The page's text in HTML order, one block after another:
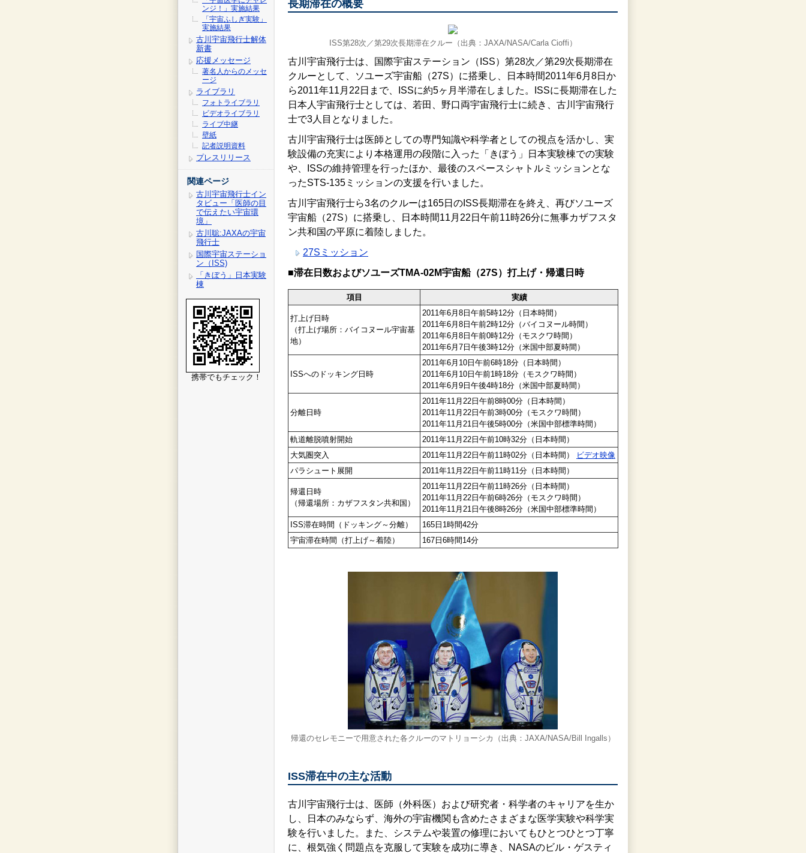
ンジ！」実施結果
「宇宙ふしぎ実験」
実施結果
古川宇宙飛行士解体
新書
応援メッセージ
著名人からのメッセ
ージ
ライブラリ
フォトライブラリ
ビデオライブラリ
ライブ中継
壁紙
記者説明資料
プレスリリース
関連ページ
古川宇宙飛行士イン
タビュー「医師の目
で伝えたい宇宙環
境」
古川聡:JAXAの宇宙
飛行士
国際宇宙ステーショ
ン（ISS)
「きぼう」日本実験
棟
携帯でもチェック！
長期滞在の概要
ISS第28次／第29次長期滞在クルー（出典：JAXA/NASA/Carla Cioffi）
古川宇宙飛行士は、国際宇宙ステーション（ISS）第28次／第29次長期滞在
クルーとして、ソユーズ宇宙船（27S）に搭乗し、日本時間2011年6月8日か
ら2011年11月22日まで、ISSに約5ヶ月半滞在しました。ISSに長期滞在した
日本人宇宙飛行士としては、若田、野口両宇宙飛行士に続き、古川宇宙飛行
士で3人目となりました。
古川宇宙飛行士は医師としての専門知識や科学者としての視点を活かし、実
験設備の充実により本格運用の段階に入った「きぼう」日本実験棟での実験
や、ISSの維持管理を行ったほか、最後のスペースシャトルミッションとな
ったSTS-135ミッションの支援を行いました。
古川宇宙飛行士ら3名のクルーは165日のISS長期滞在を終え、再びソユーズ
宇宙船（27S）に搭乗し、日本時間11月22日午前11時26分に無事カザフスタ
ン共和国の平原に着陸しました。
27Sミッション
■滞在日数およびソユーズTMA-02M宇宙船（27S）打上げ・帰還日時
項目 実績
打上げ日時
（打上げ場所：バイコヌール宇宙基
地）
2011年6月8日午前5時12分（日本時間）
2011年6月8日午前2時12分（バイコヌール時間）
2011年6月8日午前0時12分（モスクワ時間）
2011年6月7日午後3時12分（米国中部夏時間）
ISSへのドッキング日時
2011年6月10日午前6時18分（日本時間）
2011年6月10日午前1時18分（モスクワ時間）
2011年6月9日午後4時18分（米国中部夏時間）
分離日時
2011年11月22日午前8時00分（日本時間）
2011年11月22日午前3時00分（モスクワ時間）
2011年11月21日午後5時00分（米国中部標準時間）
軌道離脱噴射開始
2011年11月22日午前10時32分（日本時間）
大気圏突入
2011年11月22日午前11時02分（日本時間）
ビデオ映像
パラシュート展開
2011年11月22日午前11時11分（日本時間）
帰還日時
（帰還場所：カザフスタン共和国）
2011年11月22日午前11時26分（日本時間）
2011年11月22日午前6時26分（モスクワ時間）
2011年11月21日午後8時26分（米国中部標準時間）
ISS滞在時間（ドッキング～分離）
165日1時間42分
宇宙滞在時間（打上げ～着陸）
167日6時間14分
帰還のセレモニーで用意された各クルーのマトリョーシカ（出典：JAXA/NASA/Bill Ingalls）
ISS滞在中の主な活動
古川宇宙飛行士は、医師（外科医）および研究者・科学者のキャリアを生か
し、日本のみならず、海外の宇宙機関も含めたさまざまな医学実験や科学実
験を行いました。また、システムや装置の修理においてもひとつひとつ丁寧
に、根気強く問題点を克服して実験を成功に導き、NASAのビル・ゲスティ